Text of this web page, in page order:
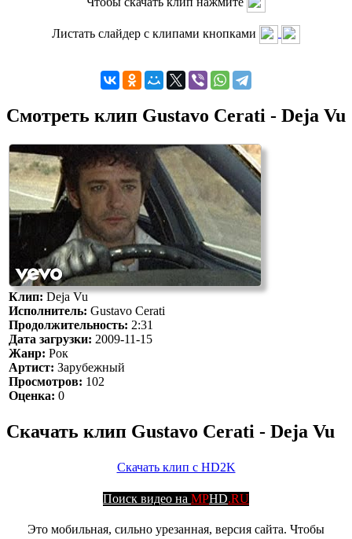
Листать слайдер с клипами кнопками
Смотреть клип Gustavo Cerati - Deja Vu
Клип:Deja Vu
Исполнитель: Gustavo Cerati
Продолжительность: 2:31
Дата загрузки: 2009-11-15
Жанр: Рок
Артист: Зарубежный
Просмотров: 102
Оценка: 0
Скачать клип Gustavo Cerati - Deja Vu
Скачать клип с HD2K
Поиск видео на MPHD.RU
Это мобильная, сильно урезанная, версия сайта. Чтобы